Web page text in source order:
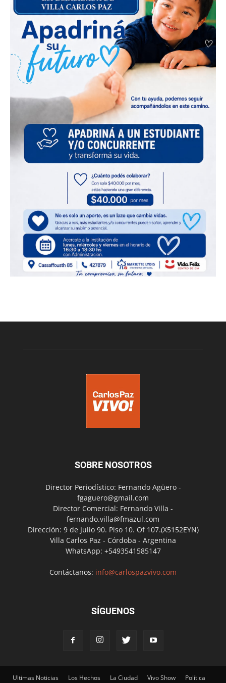
SOBRE NOSOTROS
Director Periodístico: Fernando Agüero -
fgaguero@gmail.com
Director Comercial: Fernando Villa -
fernando.villa@fmazul.com
Dirección: 9 de Julio 90. Piso 10. Of 107.(X5152EYN)
Villa Carlos Paz - Córdoba - Argentina
WhatsApp: +5493541585147
Contáctanos: info@carlospazvivo.com
SÍGUENOS
Ultimas Noticias Los Hechos La Ciudad Vivo Show Política